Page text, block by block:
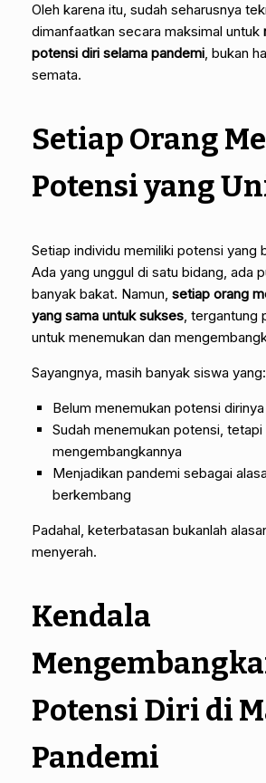
Oleh karena itu, sudah seharusnya
dimanfaatkan secara maksimal untuk
potensi diri selama pandemi, bukan
semata.
Setiap Orang
Potensi yang
Setiap individu memiliki potensi yang
Ada yang unggul di satu bidang, ada
banyak bakat. Namun, setiap orang
yang sama untuk sukses, tergantung
untuk menemukan dan
Sayangnya, masih banyak siswa yang:
Belum menemukan potensi dirinya
Sudah menemukan potensi, tetapi
mengembangkannya
Menjadikan pandemi sebagai
berkembang
Padahal, keterbatasan bukanlah
menyerah.
Kendala
Potensi Diri di
Pandemi